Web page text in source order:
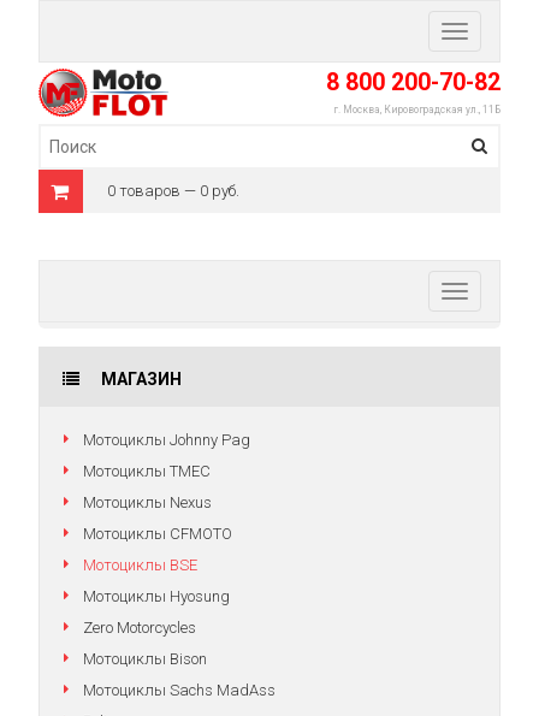
Toggle
navigation
8 800 200-70-82
г. Москва, Кировоградская ул., 11Б
0 товаров — 0 руб.
Toggle
navigation
МАГАЗИН
Мотоциклы Johnny Pag
Мотоциклы TMEC
Мотоциклы Nexus
Мотоциклы CFMOTO
Мотоциклы BSE
Мотоциклы Hyosung
Zero Motorcycles
Мотоциклы Bison
Мотоциклы Sachs MadAss